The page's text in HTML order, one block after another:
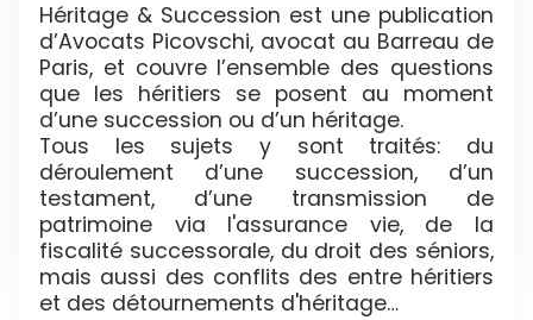
Héritage & Succession est une publication
d’Avocats Picovschi, avocat au Barreau de
Paris, et couvre l’ensemble des questions
que les héritiers se posent au moment
d’une succession ou d’un héritage.
Tous les sujets y sont traités: du
déroulement d’une succession, d’un
testament, d’une transmission de
patrimoine via l'assurance vie, de la
fiscalité successorale, du droit des séniors,
mais aussi des conflits des entre héritiers
et des détournements d'héritage…